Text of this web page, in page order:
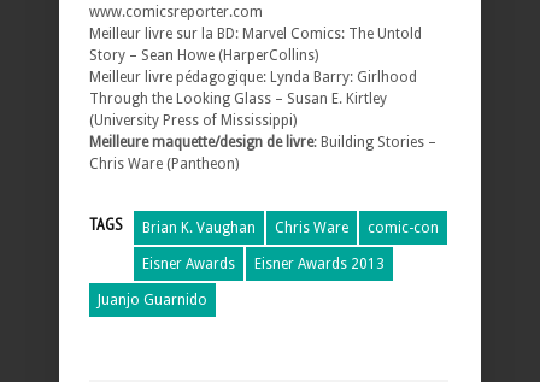
www.comicsreporter.com
Meilleur livre sur la BD: Marvel Comics: The Untold
Story – Sean Howe (HarperCollins)
Meilleur livre pédagogique: Lynda Barry: Girlhood
Through the Looking Glass – Susan E. Kirtley
(University Press of Mississippi)
Meilleure maquette/design de livre: Building Stories –
Chris Ware (Pantheon)
TAGS Brian K. Vaughan Chris Ware comic-con
Eisner Awards Eisner Awards 2013
Juanjo Guarnido